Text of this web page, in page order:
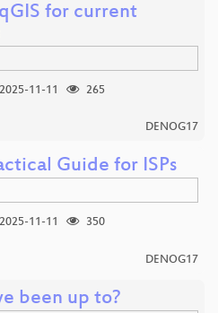
for current
2025-11-11
265
DENOG17
Guide for ISPs
2025-11-11
350
DENOG17
been up to?